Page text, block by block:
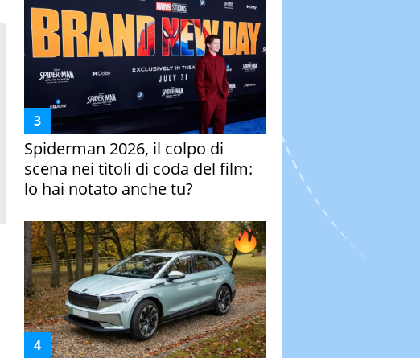
Spiderman 2026, il colpo di
scena nei titoli di coda del film:
lo hai notato anche tu?